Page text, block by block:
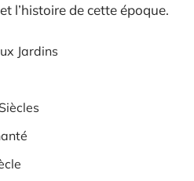
l’histoire de cette époque.
Jardins